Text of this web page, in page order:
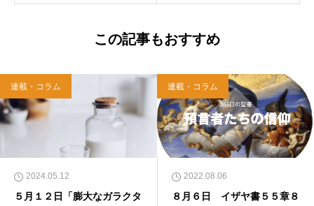
この記事もおすすめ
連載・コラム
2024.05.12
５月１２日「膨大なガラクタ
連載・コラム
2022.08.06
８月６日 イザヤ書５５章８